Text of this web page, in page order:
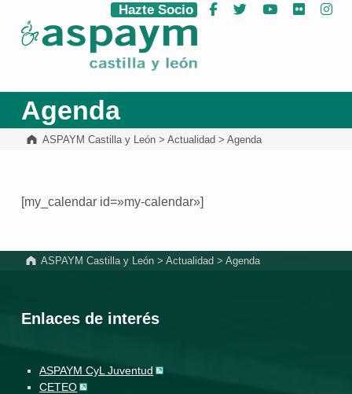
ASPAYM Castilla y León
Hazte Socio Facebook
Twitter YouTube
Flickr
Agenda
ASPAYM Castilla y León> Actualidad > Agenda
[my_calendar id=»my-calendar»]
ASPAYM Castilla y León >Actualidad >Agenda
Enlaces de interés
ASPAYM CyL Juventud
CETEO